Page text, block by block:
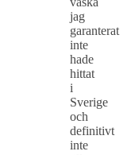
jag
garanterat
inte
hade
hittat
i
Sverige
och
definitivt
inte